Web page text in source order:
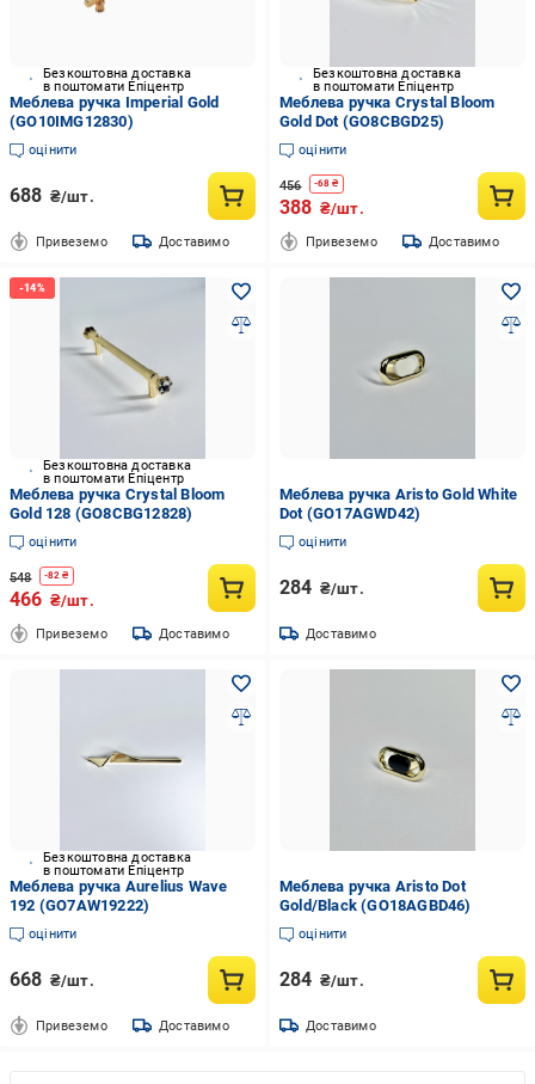
Безкоштовна доставка
в поштомати Епіцентр
Меблева ручка Imperial Gold
(GO10IMG12830)
оцінити
688 ₴/шт.
Привеземо Доставимо
Безкоштовна доставка
в поштомати Епіцентр
Меблева ручка Crystal Bloom
Gold Dot (GO8CBGD25)
оцінити
456 -68 ₴
388 ₴/шт.
Привеземо Доставимо
Безкоштовна доставка
в поштомати Епіцентр
Меблева ручка Crystal Bloom
Gold 128 (GO8CBG12828)
оцінити
548 -82 ₴
466 ₴/шт.
Привеземо Доставимо
Меблева ручка Aristo Gold White
Dot (GO17AGWD42)
оцінити
284 ₴/шт.
Доставимо
Безкоштовна доставка
в поштомати Епіцентр
Меблева ручка Aurelius Wave
192 (GO7AW19222)
оцінити
668 ₴/шт.
Привеземо Доставимо
Меблева ручка Aristo Dot
Gold/Black (GO18AGBD46)
оцінити
284 ₴/шт.
Доставимо